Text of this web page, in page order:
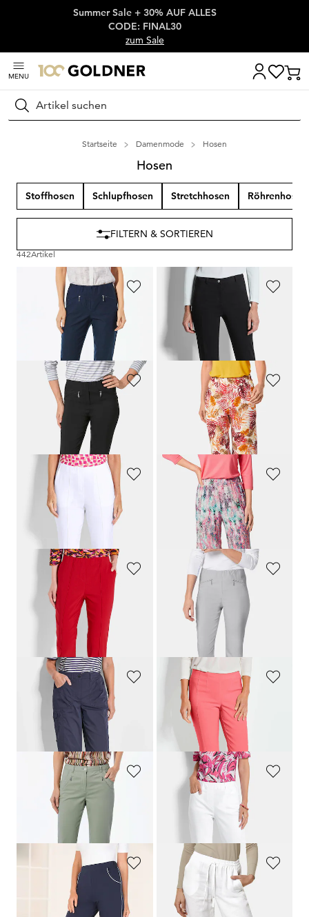
Überspringe Navigation, direkt zum Content
Summer Sale + 30% AUF ALLES
CODE: FINAL30
zum Sale
MENU
Suchen
Startseite Damenmode Hosen
Hosen
Stoffhosen Schlupfhosen Stretchhosen Röhrenhosen
442Artikel
FILTERN & SORTIEREN
Schmale Bengalinhose
LOUISA
159,00 CHF
GOLDNER
Bengalinhose
LOUISA
aus Super Stretch
119,00 CHF
159,00 CHF
Schmale Bengalinhose
LOUISA
159,00 CHF
Sommerliche Druckhose
159,00 CHF
GOLDNER
7/8-Bengalinhose BELLA mit Biesen
139,00 CHF
179,00 CHF
GOLDNER
69,00 CHF159,00 CHF
GOLDNER
Bengalinhose
LOUISA
mit Biesen
55,00 CHF
159,00 CHF
GOLDNER
Schmale Bengalinhose
LOUISA
159,00 CHF
GOLDNER
Caprihose CARLA im Cargo-Look
99,00 CHF
169,00 CHF
GOLDNER
7/8-Schlupfhose LOUISAaus Super-Stretch
99,00 CHF 159,00 CHF
GOLDNER
7/8 Chino-Hose
LOUISA
179,00 CHF
GOLDNER
CARLAmit Spitzenbordüre
239,00 CHF
99,00 CHF
GOLDNER
Leinenhose VERA mit weitem Bein
139,00 CHF169,00 CHF